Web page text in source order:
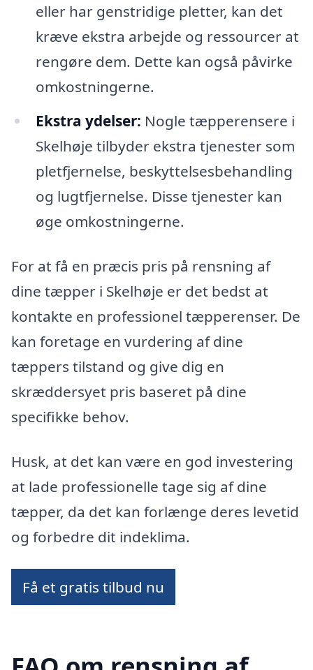
eller har genstridige pletter, kan det
kræve ekstra arbejde og ressourcer at
rengøre dem. Dette kan også påvirke
omkostningerne.
Ekstra ydelser: Nogle tæpperensere i
Skelhøje tilbyder ekstra tjenester som
pletfjernelse, beskyttelsesbehandling
og lugtfjernelse. Disse tjenester kan
øge omkostningerne.
For at få en præcis pris på rensning af
dine tæpper i Skelhøje er det bedst at
kontakte en professionel tæpperenser. De
kan foretage en vurdering af dine
tæppers tilstand og give dig en
skræddersyet pris baseret på dine
specifikke behov.
Husk, at det kan være en god investering
at lade professionelle tage sig af dine
tæpper, da det kan forlænge deres levetid
og forbedre dit indeklima.
Få et gratis tilbud nu